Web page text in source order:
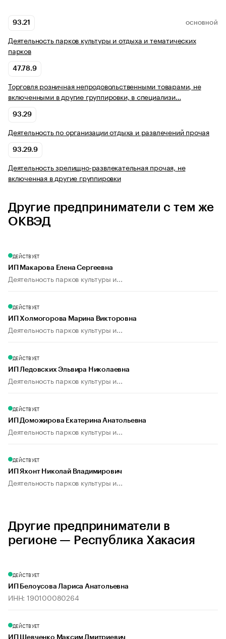
93.21 ОСНОВНОЙ
Деятельность парков культуры и отдыха и тематических
парков
47.78.9
Торговля розничная непродовольственными товарами, не
включенными в другие группировки, в специализи…
93.29
Деятельность по организации отдыха и развлечений прочая
93.29.9
Деятельность зрелищно-развлекательная прочая, не
включенная в другие группировки
Другие предприниматели с тем же
ОКВЭД
ДЕЙСТВУЕТ
ИП Макарова Елена Сергеевна
Деятельность парков культуры и...
ДЕЙСТВУЕТ
ИП Холмогорова Марина Викторовна
Деятельность парков культуры и...
ДЕЙСТВУЕТ
ИП Ледовских Эльвира Николаевна
Деятельность парков культуры и...
ДЕЙСТВУЕТ
ИП Доможирова Екатерина Анатольевна
Деятельность парков культуры и...
ДЕЙСТВУЕТ
ИП Яхонт Николай Владимирович
Деятельность парков культуры и...
Другие предприниматели в
регионе — Республика Хакасия
ДЕЙСТВУЕТ
ИП Белоусова Лариса Анатольевна
ИНН: 190100080264
ДЕЙСТВУЕТ